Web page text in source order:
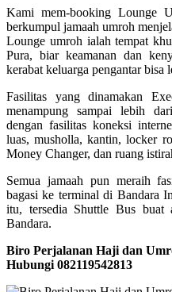
Kami mem-booking Lounge
berkumpul jamaah umroh
Lounge umroh ialah tempat
Pura, biar keamanan dan
kerabat keluarga pengantar bisa
Fasilitas yang dinamakan
menampung sampai lebih
dengan fasilitas koneksi
luas, musholla, kantin, locker
Money Changer, dan ruang
Semua jamaah pun meraih
bagasi ke terminal di Bandara
itu, tersedia Shuttle Bus buat
Bandara.
Biro Perjalanan Haji dan
Hubungi 082119542813